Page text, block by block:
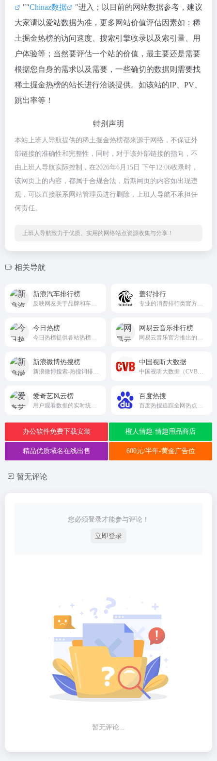
""Chinaz数据
"进入；以目前的网站数据参考，建议
大家请以爱站数据为准，更多网站价值评估因素如：稀
土掘金热榜的访问速度、搜索引擎收录以及索引量、用
户体验等；当然要评估一个站的价值，最主要还是需要
根据您自身的需求以及需要，一些确切的数据则需要找
稀土掘金热榜的站长进行洽谈提供。如该站的IP、PV、
跳出率等！
特别声明
本站上班人导航提供的稀土掘金热榜都来源于网络，不保证外
部链接的准确性和完整性，同时，对于该外部链接的指向，不
由上班人导航实际控制，在2026年6月15日 下午12:06收录时，
该网页上的内容，都属于合规合法，后期网页的内容如出现违
规，可以直接联系网站管理员进行删除，上班人导航不承担任
何责任。
上班人导航致力于优质、实用的网络站点资源收集与分享！
相关导航
新浪汽车排行榜 盖得排行
今日热榜 网易云音乐排行榜
新浪微博热搜榜 中国视听大数据
爱奇艺风云榜 百度热搜
办公软件免费下载安装 橙人情趣-情趣用品商店
精品优质域名在线出售 600元/半年-黄金广告位
暂无评论
您必须登录才能参与评论！
立即登录
暂无评论...